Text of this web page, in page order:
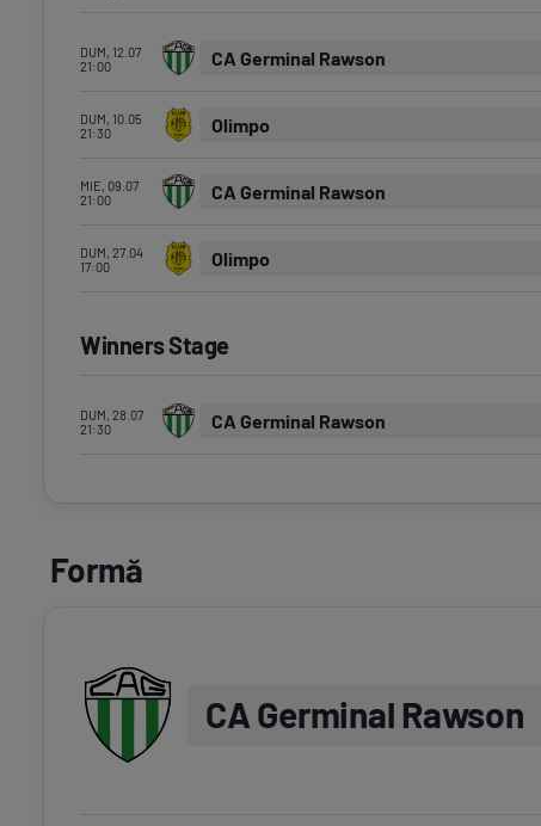
DUM, 12.07
21:00
CA Germinal Rawson
DUM, 10.05
21:30
Olimpo
MIE, 09.07
21:00
CA Germinal Rawson
DUM, 27.04
17:00
Olimpo
Winners Stage
DUM, 28.07
21:30
CA Germinal Rawson
Formă
CA Germinal Rawson